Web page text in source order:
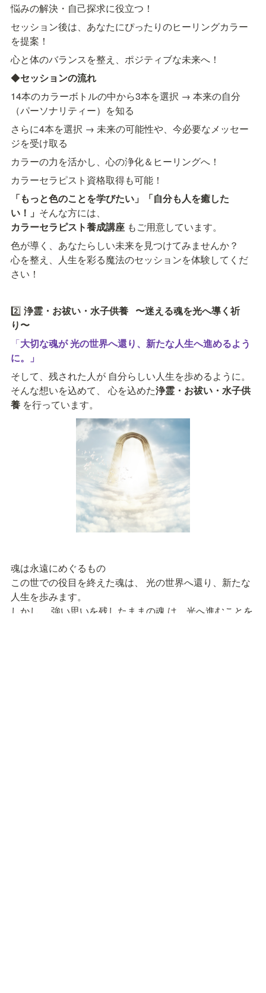
悩みの解決・自己探求に役立つ！
セッション後は、あなたにぴったりのヒーリングカラー
を提案！
心と体のバランスを整え、ポジティブな未来へ！
◆セッションの流れ
14本のカラーボトルの中から3本を選択 → 本来の自分
（パーソナリティー）を知る
さらに4本を選択 → 未来の可能性や、今必要なメッセー
ジを受け取る
カラーの力を活かし、心の浄化＆ヒーリングへ！
カラーセラピスト資格取得も可能！
「もっと色のことを学びたい」「自分も人を癒した
い！」
カラーセラピスト養成講座 もご用意しています。
色が導く、あなたらしい未来を見つけてみませんか？
心を整え、人生を彩る魔法のセッションを体験してくだ
さい！
2️⃣ 浄霊・お祓い・水子供養   〜迷える魂を光へ導く祈
り〜
「大切な魂が 光の世界へ還り、新たな人生へ進めるよう
に。」
そして、残された人が 自分らしい人生を歩めるように。
そんな想いを込めて、 心を込めた浄霊・お祓い・水子供
養 を行っています。
魂は永遠にめぐるもの
この世での役目を終えた魂は、 光の世界へ還り、新たな
人生を歩みます。
しかし、 強い思いを残したままの魂 は、光へ進むことを